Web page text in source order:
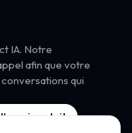
IA. Notre
afin que votre
qui
gratuit